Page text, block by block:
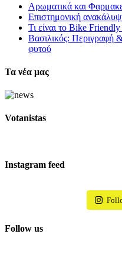
Αρωματικά και
Επιστημονική
Τι είναι το Bike
Βασιλικός: Περιγραφή
φυτού
Τα νέα μας
Votanistas
Instagram feed
Follow us